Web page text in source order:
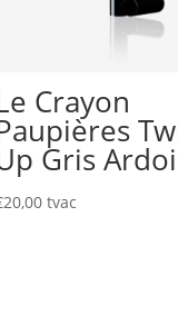
Crayon
Gris
20,00 tvac